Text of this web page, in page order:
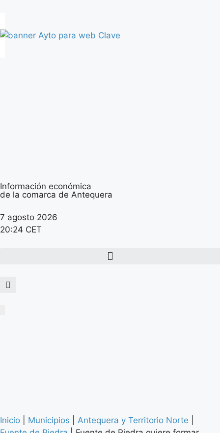
Información económica
de la comarca de Antequera
7 agosto 2026
20:24 CET
Inicio Municipios Antequera y Territorio Norte